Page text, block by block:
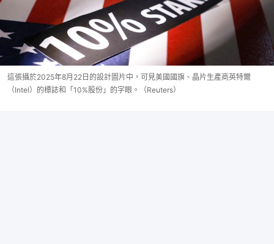
這張攝於2025年8月22日的設計圖片中，可見美國國旗、晶片生產商英特爾
（Intel）的標誌和「10%股份」的字眼。（Reuters）